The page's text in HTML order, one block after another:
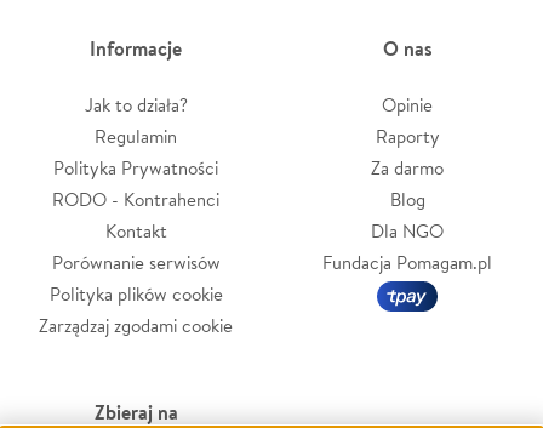
Informacje
Jak to działa?
Regulamin
Polityka Prywatności
RODO - Kontrahenci
Kontakt
Porównanie serwisów
Polityka plików cookie
Zarządzaj zgodami cookie
O nas
Opinie
Raporty
Za darmo
Blog
Dla NGO
Fundacja Pomagam.pl
Zbieraj na